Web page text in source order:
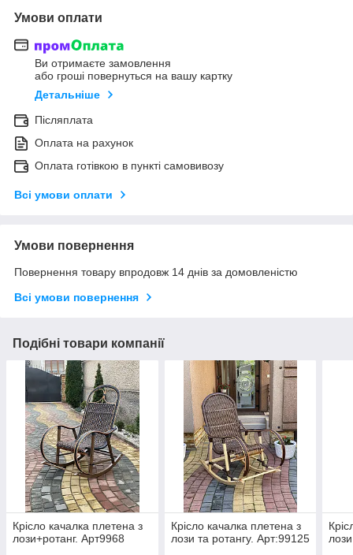
Умови оплати
Ви отримаєте замовлення
або гроші повернуться на вашу картку
Детальніше
Післяплата
Оплата на рахунок
Оплата готівкою в пункті самовивозу
Всі умови оплати
Умови повернення
Повернення товару впродовж 14 днів за домовленістю
Всі умови повернення
Подібні товари компанії
Крісло качалка плетена з
лози+ротанг. Арт9968
Крісло качалка плетена з
лози та ротангу. Арт:99125